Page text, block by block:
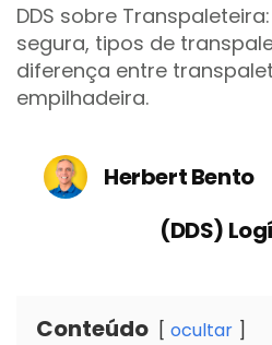
DDS sobre
segura, tipos de
diferença entre
empilhadeira.
Herbert Bento
(DDS)
Conteúdo ocultar